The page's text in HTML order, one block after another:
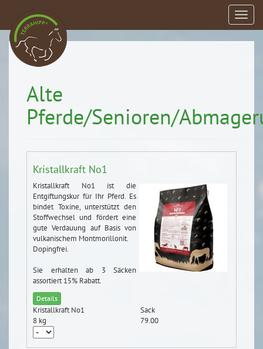
Alte
Pferde/Senioren/
Kristallkraft No1
Kristallkraft No1 ist die
Entgiftungskur für Ihr Pferd. Es
bindet Toxine, unterstützt den
Stoffwechsel und fördert eine
gute Verdauung auf Basis von
vulkanischem Montmorillonit.
Dopingfrei.
Sie erhalten ab 3 Säcken
assortiert 15% Rabatt.
Details
Kristallkraft No1
Sack
8 kg
79.00